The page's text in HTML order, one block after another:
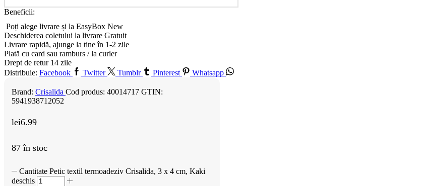
Beneficii:
Poți alege livrare și la EasyBox New
Deschiderea coletului la livrare Gratuit
Livrare rapidă, ajunge la tine în 1-2 zile
Plată cu card sau ramburs / la curier
Drept de retur 14 zile
Distribuie: Facebook Twitter Tumblr Pinterest Whatsapp
Brand: Crisalida Cod produs: 40014717 GTIN:
5941938712052
lei6.99
87 în stoc
Cantitate Petic textil termoadeziv Crisalida, 3 x 4 cm, Kaki
deschis